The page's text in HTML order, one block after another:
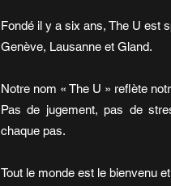
Fondé il y a six ans, The U est
Genève, Lausanne et Gland.
Notre nom « The U » reflète
Pas de jugement, pas de
chaque pas.
Tout le monde est le bienvenu